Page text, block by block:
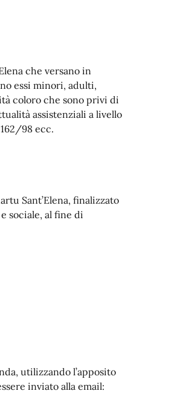
che versano in
essi minori, adulti,
coloro che sonoprivi di
assistenziali a livello
98 ecc.
Sant’Elena, finalizzato
sociale, al fine di
utilizzando l’apposito
inviato alla email: